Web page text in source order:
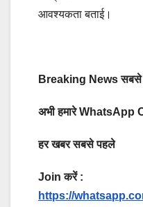
आवश्यकता बताई।
Breaking News सबसे
अभी हमारे WhatsApp
हर खबर सबसे पहले
Join करें :
https://